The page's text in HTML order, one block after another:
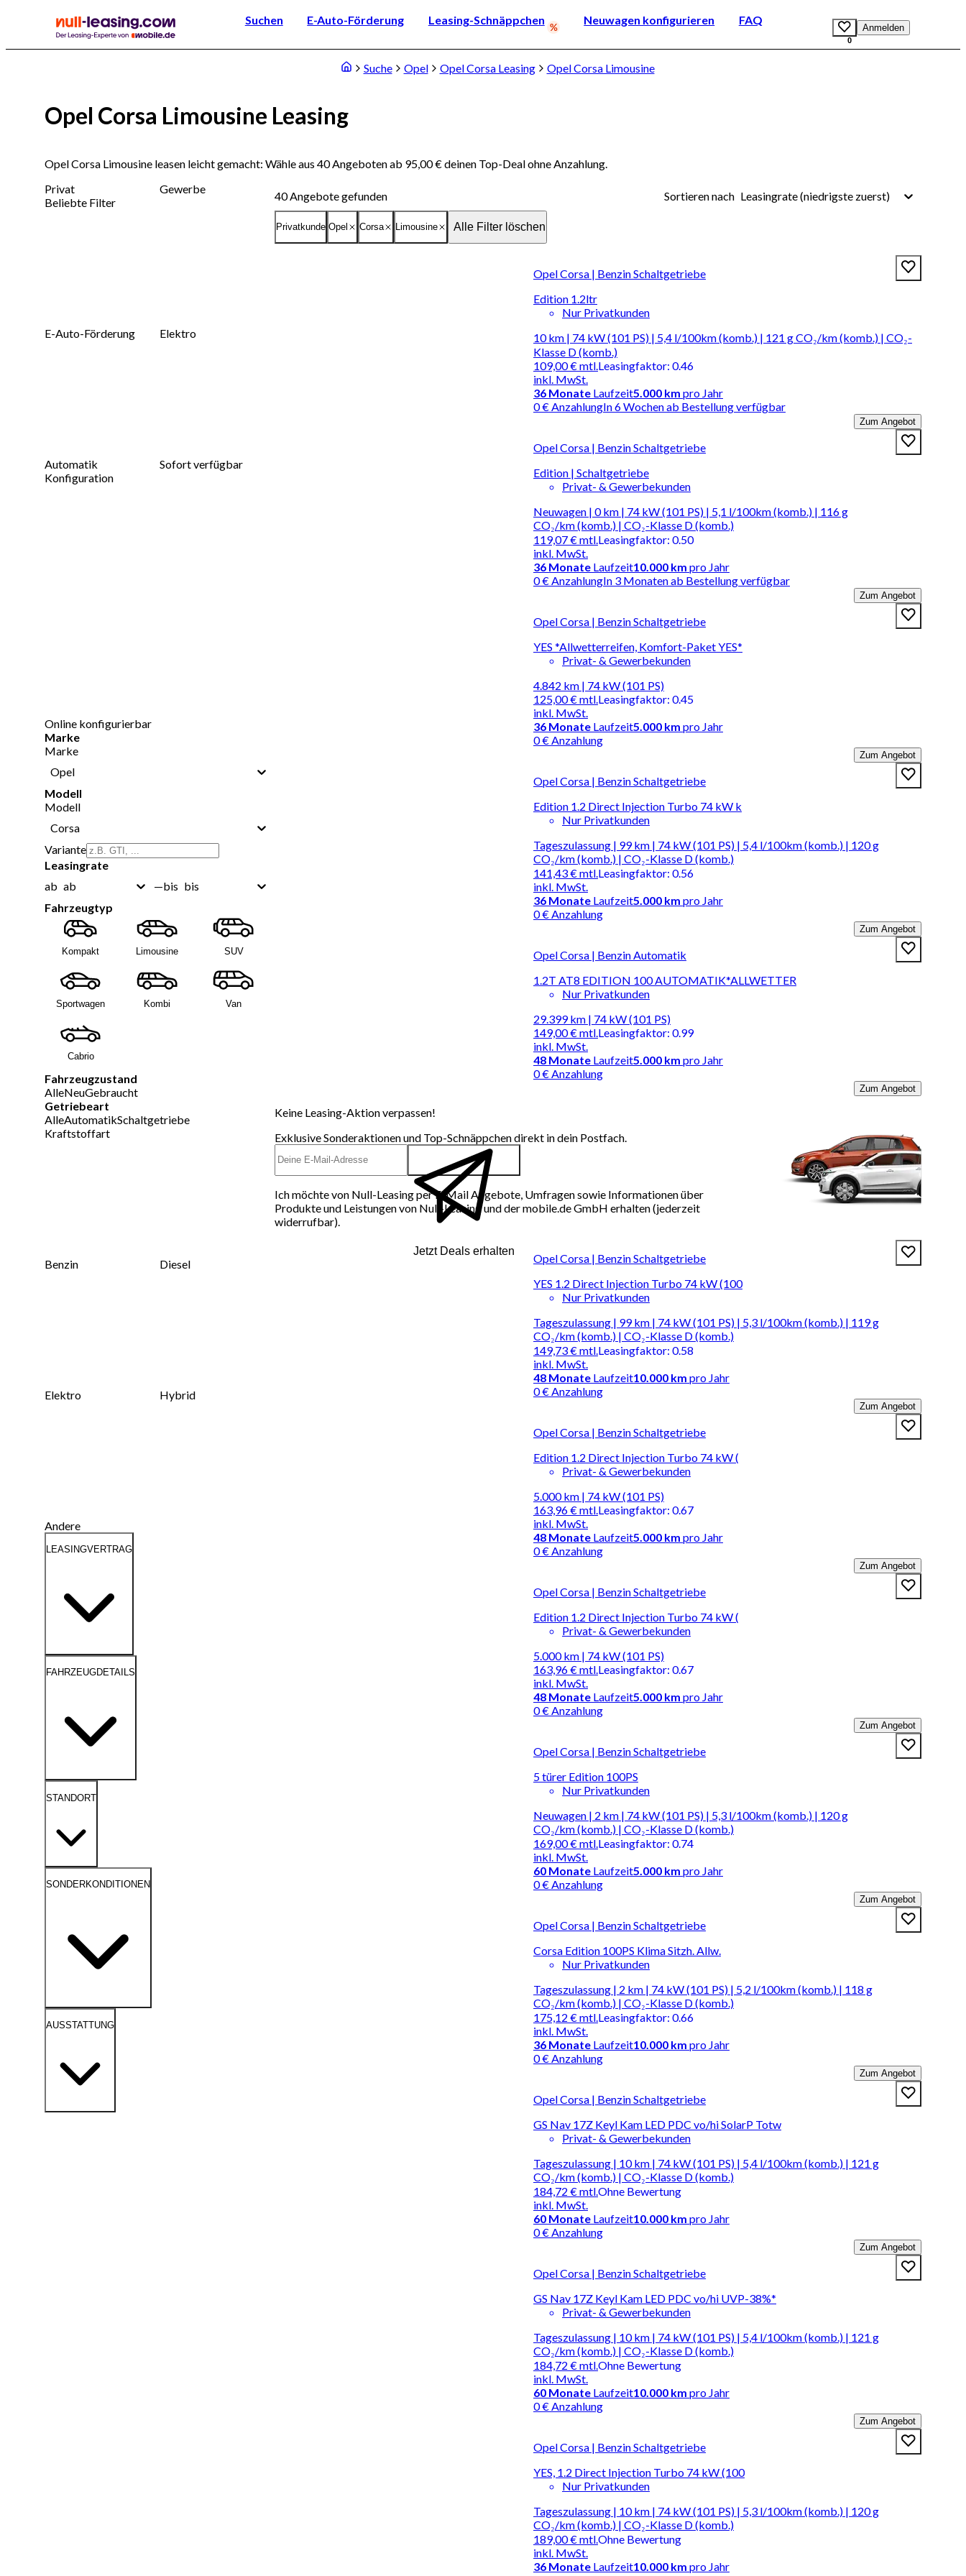
Suchen E-Auto-Förderung Leasing-Schnäppchen Neuwagen konfigurieren FAQ
0
Anmelden
Suche Opel Opel Corsa Leasing Opel Corsa Limousine
Opel Corsa Limousine Leasing
Opel Corsa Limousine leasen leicht gemacht: Wähle aus 40 Angeboten ab 95,00 € deinen Top-Deal ohne Anzahlung.
Privat
Gewerbe
Beliebte Filter
E-Auto-Förderung Elektro
Automatik
Sofort verfügbar
Konfiguration
Online konfigurierbar
Marke
Marke
Opel
Modell
Modell
Corsa
Variante
Leasingrate
ab ab —bis bis
Fahrzeugtyp
Kompakt Limousine SUV
Sportwagen Kombi Van
Cabrio
Fahrzeugzustand
AlleNeuGebraucht
Getriebeart
AlleAutomatikSchaltgetriebe
Kraftstoffart
Benzin Diesel
Elektro Hybrid
Andere
LEASINGVERTRAG
FAHRZEUGDETAILS
STANDORT
SONDERKONDITIONEN
AUSSTATTUNG
40Angebote gefunden Sortieren nach Leasingrate (niedrigste zuerst)
Privatkunde Opel Corsa Limousine Alle Filter löschen
Opel Corsa | Benzin Schaltgetriebe
Edition 1.2ltr
Nur Privatkunden
10 km | 74 kW (101 PS) | 5,4 l/100km (komb.) | 121 g CO₂/km (komb.) | CO₂-
Klasse D (komb.)
109,00 €mtl.
inkl. MwSt.
Leasingfaktor: 0.46
36 Monate Laufzeit5.000 km pro Jahr
0 € AnzahlungIn 6 Wochen ab Bestellung verfügbar
Zum Angebot
Opel Corsa | Benzin Schaltgetriebe
Edition | Schaltgetriebe
Privat- & Gewerbekunden
Neuwagen | 0 km | 74 kW (101 PS) | 5,1 l/100km (komb.) | 116 g
CO₂/km (komb.) | CO₂-Klasse D (komb.)
119,07 €mtl.
inkl. MwSt.
Leasingfaktor: 0.50
36 Monate Laufzeit10.000 km pro Jahr
0 € AnzahlungIn 3 Monaten ab Bestellung verfügbar
Zum Angebot
Opel Corsa | Benzin Schaltgetriebe
YES *Allwetterreifen, Komfort-Paket YES*
Privat- & Gewerbekunden
4.842 km | 74 kW (101 PS)
125,00 €mtl.
inkl. MwSt.
Leasingfaktor: 0.45
36 Monate Laufzeit5.000 km pro Jahr
0 € Anzahlung
Zum Angebot
Opel Corsa | Benzin Schaltgetriebe
Edition 1.2 Direct Injection Turbo 74 kW k
Nur Privatkunden
Tageszulassung | 99 km | 74 kW (101 PS) | 5,4 l/100km (komb.) | 120 g
CO₂/km (komb.) | CO₂-Klasse D (komb.)
141,43 €mtl.
inkl. MwSt.
Leasingfaktor: 0.56
36 Monate Laufzeit5.000 km pro Jahr
0 € Anzahlung
Zum Angebot
Opel Corsa | Benzin Automatik
1.2T AT8 EDITION 100 AUTOMATIK*ALLWETTER
Nur Privatkunden
29.399 km | 74 kW (101 PS)
149,00 €mtl.
inkl. MwSt.
Leasingfaktor: 0.99
48 Monate Laufzeit5.000 km pro Jahr
0 € Anzahlung
Zum Angebot
Keine Leasing-Aktion verpassen!
Exklusive Sonderaktionen und Top-Schnäppchen direkt in dein Postfach.
Jetzt Deals erhalten
Ich möchte von Null-Leasing per E-Mail Angebote, Umfragen sowie Informationen über
Produkte und Leistungen von Null-Leasing und der mobile.de GmbH erhalten (jederzeit
widerrufbar).
Opel Corsa | Benzin Schaltgetriebe
YES 1.2 Direct Injection Turbo 74 kW (100
Nur Privatkunden
Tageszulassung | 99 km | 74 kW (101 PS) | 5,3 l/100km (komb.) | 119 g
CO₂/km (komb.) | CO₂-Klasse D (komb.)
149,73 €mtl.
inkl. MwSt.
Leasingfaktor: 0.58
48 Monate Laufzeit10.000 km pro Jahr
0 € Anzahlung
Zum Angebot
Opel Corsa | Benzin Schaltgetriebe
Edition 1.2 Direct Injection Turbo 74 kW (
Privat- & Gewerbekunden
5.000 km | 74 kW (101 PS)
163,96 €mtl.
inkl. MwSt.
Leasingfaktor: 0.67
48 Monate Laufzeit5.000 km pro Jahr
0 € Anzahlung
Zum Angebot
Opel Corsa | Benzin Schaltgetriebe
Edition 1.2 Direct Injection Turbo 74 kW (
Privat- & Gewerbekunden
5.000 km | 74 kW (101 PS)
163,96 €mtl.
inkl. MwSt.
Leasingfaktor: 0.67
48 Monate Laufzeit5.000 km pro Jahr
0 € Anzahlung
Zum Angebot
Opel Corsa | Benzin Schaltgetriebe
5 türer Edition 100PS
Nur Privatkunden
Neuwagen | 2 km | 74 kW (101 PS) | 5,3 l/100km (komb.) | 120 g
CO₂/km (komb.) | CO₂-Klasse D (komb.)
169,00 €mtl.
inkl. MwSt.
Leasingfaktor: 0.74
60 Monate Laufzeit5.000 km pro Jahr
0 € Anzahlung
Zum Angebot
Opel Corsa | Benzin Schaltgetriebe
Corsa Edition 100PS Klima Sitzh. Allw.
Nur Privatkunden
Tageszulassung | 2 km | 74 kW (101 PS) | 5,2 l/100km (komb.) | 118 g
CO₂/km (komb.) | CO₂-Klasse D (komb.)
175,12 €mtl.
inkl. MwSt.
Leasingfaktor: 0.66
36 Monate Laufzeit10.000 km pro Jahr
0 € Anzahlung
Zum Angebot
Opel Corsa | Benzin Schaltgetriebe
GS Nav 17Z Keyl Kam LED PDC vo/hi SolarP Totw
Privat- & Gewerbekunden
Tageszulassung | 10 km | 74 kW (101 PS) | 5,4 l/100km (komb.) | 121 g
CO₂/km (komb.) | CO₂-Klasse D (komb.)
184,72 €mtl.
inkl. MwSt.
Ohne Bewertung
60 Monate Laufzeit10.000 km pro Jahr
0 € Anzahlung
Zum Angebot
Opel Corsa | Benzin Schaltgetriebe
GS Nav 17Z Keyl Kam LED PDC vo/hi UVP-38%*
Privat- & Gewerbekunden
Tageszulassung | 10 km | 74 kW (101 PS) | 5,4 l/100km (komb.) | 121 g
CO₂/km (komb.) | CO₂-Klasse D (komb.)
184,72 €mtl.
inkl. MwSt.
Ohne Bewertung
60 Monate Laufzeit10.000 km pro Jahr
0 € Anzahlung
Zum Angebot
Opel Corsa | Benzin Schaltgetriebe
YES, 1.2 Direct Injection Turbo 74 kW (100
Nur Privatkunden
Tageszulassung | 10 km | 74 kW (101 PS) | 5,3 l/100km (komb.) | 120 g
CO₂/km (komb.) | CO₂-Klasse D (komb.)
189,00 €mtl.
inkl. MwSt.
Ohne Bewertung
36 Monate Laufzeit10.000 km pro Jahr